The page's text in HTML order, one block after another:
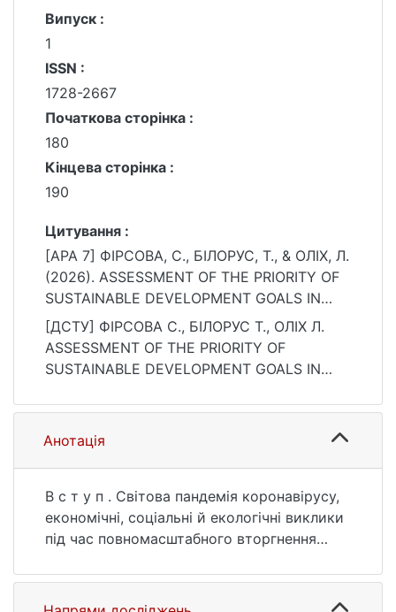
Випуск :
1
ISSN :
1728-2667
Початкова сторінка :
180
Кінцева сторінка :
190
Цитування :
[APA 7] ФІРСОВА, С., БІЛОРУС, Т., & ОЛІХ, Л.
(2026). ASSESSMENT OF THE PRIORITY OF
SUSTAINABLE DEVELOPMENT GOALS IN
THE CONTEXT OF CURRENT CHALLENGES
FOR UKRAINE. Вісник Київського
національного університету імені Тараса
https://doi.org/10.17721/1728-
[ДСТУ] ФІРСОВА С., БІЛОРУС Т., ОЛІХ Л.
ASSESSMENT OF THE PRIORITY OF
SUSTAINABLE DEVELOPMENT GOALS IN
FOR UKRAINE. Вісник Київського
національного університету імені Тараса
Шевченка. Економіка. 2026. no. 1. P. 180—
(date of access: 25.07.2026).
Анотація
В с т у п . Світова пандемія коронавірусу,
економічні, соціальні й екологічні виклики
під час повномасштабного вторгнення
взаємодії між бізнесом, споживачами,
партнерами та стейкхолдерами. Сучасний